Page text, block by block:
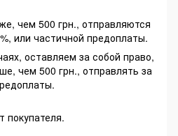
чем 500 грн., отправляются
или частичной предоплаты.
оставляем за собой право,
чем 500 грн., отправлять за
покупателя.